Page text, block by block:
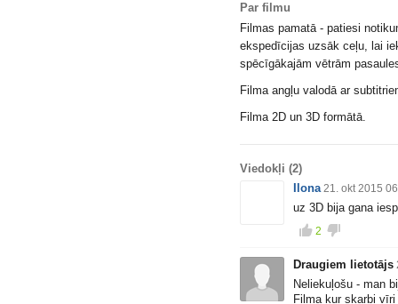
Par filmu
Filmas pamatā - patiesi
ekspedīcijas uzsāk ceļu, lai
spēcīgākajām vētrām
Filma angļu valodā ar
Filma 2D un 3D formātā.
Viedokļi (2)
Ilona 21. okt 2015
uz 3D bija gana
2
Draugiem lietotājs
Neliekuļošu - man
Filma kur skarbi